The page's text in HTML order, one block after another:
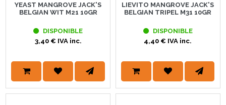
YEAST MANGROVE JACK'S
BELGIAN WIT M21 10GR
DISPONIBLE
3,40 € IVA inc.
LIEVITO MANGROVE JACK'S
BELGIAN TRIPEL M31 10GR
DISPONIBLE
4,40 € IVA inc.